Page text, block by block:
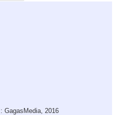
GagasMedia, 2016